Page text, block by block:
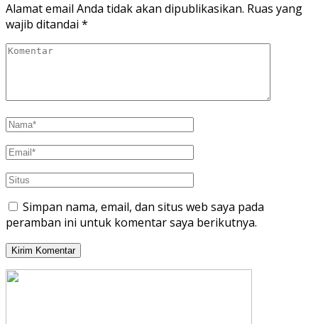
Alamat email Anda tidak akan dipublikasikan. Ruas yang
wajib ditandai *
Simpan nama, email, dan situs web saya pada
peramban ini untuk komentar saya berikutnya.